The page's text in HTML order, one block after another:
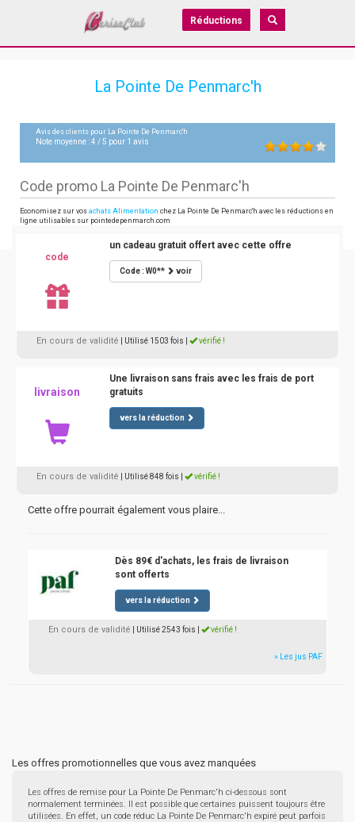
Réductions
La Pointe De Penmarc'h
Avis des clients pour La Pointe De Penmarc'h
Note moyenne :4 /5 pour 1 avis
Code promo La Pointe De Penmarc'h
Economisez sur vos achats Alimentation chez La Pointe De Penmarc'h avec les réductions en
ligne utilisables sur pointedepenmarch.com
code
un cadeau gratuit offert avec cette offre
Code : W0** voir
En cours de validité | Utilisé 1503 fois vérifié !
livraison
Une livraison sans frais avec les frais de port
gratuits
vers la réduction
En cours de validité | Utilisé 848 fois vérifié !
Cette offre pourrait également vous plaire...
Dès 89€ d'achats, les frais de livraison
sont offerts
vers la réduction
En cours de validité | Utilisé 2543 fois vérifié !
» Les jus PAF
Les offres promotionnelles que vous avez manquées
Les offres de remise pour La Pointe De Penmarc'h ci-dessous sont
normalement terminées. Il est possible que certaines puissent toujours être
utilisées. En effet, un code réduc La Pointe De Penmarc'h expiré peut parfois